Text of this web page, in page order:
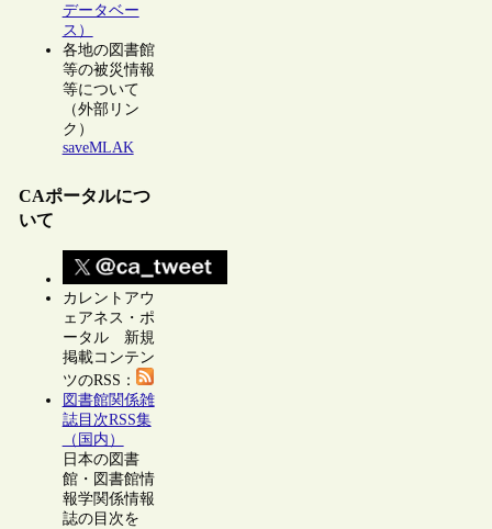
データベー
ス）
各地の図書館
等の被災情報
等について
（外部リン
ク）
saveMLAK
CAポータルにつ
いて
カレントアウ
ェアネス・ポ
ータル 新規
掲載コンテン
ツのRSS：
図書館関係雑
誌目次RSS集
（国内）
日本の図書
館・図書館情
報学関係情報
誌の目次を